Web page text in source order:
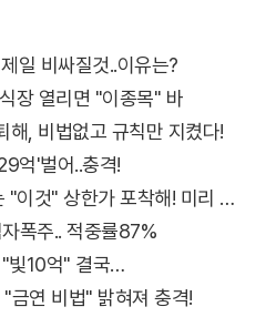
일 비싸질것..이유는?
장 열리면 "이종목" 바
, 비법없고 규칙만 지켰다!
억'벌어..충격!
코인 폭락에.. 투자자 몰리는 "이것" 상한가 포착해! 미리 투자..
폭주.. 적중률87%
"빛10억" 결국…
금연 비법" 밝혀져 충격!